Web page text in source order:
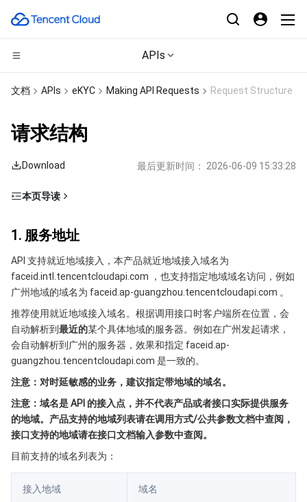
APIs
CDN与边缘平台
内容分发网络 CDN
多网聚合加速（腾讯云聚通）
云服务器
专用宿主机
弹性伸缩
自动化助手
边缘计算
服务网格
容器镜像服务
云原生分布式云中心
本地专用集群
边缘可用区
专属可用区
微服务
弹性微服务
API 网关
Serverless
云函数
基础存储服务
文件存储
云硬盘
云 HDFS
日志服务
数据万象
智能媒资托管
关系型数据库
云数据库 MySQL
云数据库 MariaDB
关系型数据库TDSQL
TDSQL-C MySQL 版
NoSQL 数据库
文档 APIs eKYC Making API Requests Request Structure
请求结构
Download 最后更新时间： 2026-06-09 15:33:28
本页导读
2. 通信协议
3. 请求方法
4. 字符编码
1. 服务地址
API 支持就近地域接入，本产品就近地域接入域名为
faceid.intl.tencentcloudapi.com ，也支持指定地域域名访问，例如
广州地域的域名为 faceid.ap-guangzhou.tencentcloudapi.com 。
推荐使用就近地域接入域名。根据调用接口时客户端所在位置，会
自动解析到最近的某个具体地域的服务器。例如在广州发起请求，
会自动解析到广州的服务器，效果和指定 faceid.ap-
guangzhou.tencentcloudapi.com 是一致的。
注意：对时延敏感的业务，建议指定带地域的域名。
注意：域名是 API 的接入点，并不代表产品或者接口实际提供服务
的地域。产品支持的地域列表请在调用方式/公共参数文档中查阅，
接口支持的地域请在接口文档输入参数中查阅。
目前支持的域名列表为：
接入地域 域名